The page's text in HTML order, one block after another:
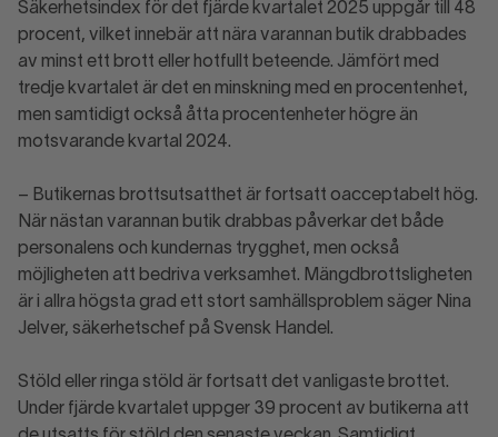
Säkerhetsindex för det fjärde kvartalet 2025 uppgår till 48
procent, vilket innebär att nära varannan butik drabbades
av minst ett brott eller hotfullt beteende. Jämfört med
tredje kvartalet är det en minskning med en procentenhet,
men samtidigt också åtta procentenheter högre än
motsvarande kvartal 2024.
– Butikernas brottsutsatthet är fortsatt oacceptabelt hög.
När nästan varannan butik drabbas påverkar det både
personalens och kundernas trygghet, men också
möjligheten att bedriva verksamhet. Mängdbrottsligheten
är i allra högsta grad ett stort samhällsproblem säger Nina
Jelver, säkerhetschef på Svensk Handel.
Stöld eller ringa stöld är fortsatt det vanligaste brottet.
Under fjärde kvartalet uppger 39 procent av butikerna att